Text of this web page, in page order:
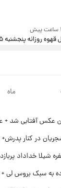
روزانه پنجشنبه ۱۵ مرداد ماه ۱۴۰۵
طرح جدید فروش
ماه
این عکس آفتابی شد
در کنار
به سبک بروس